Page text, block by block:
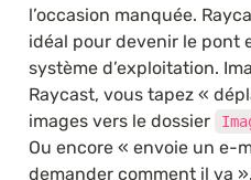
l’occasion manquée.
idéal pour devenir le pont
système d’exploitation.
Raycast, vous tapez «
images vers le dossier
Ou encore « envoie un e-
demander comment il va